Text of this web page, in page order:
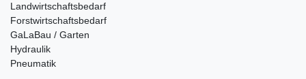
Landwirtschaftsbedarf
Forstwirtschaftsbedarf
GaLaBau / Garten
Hydraulik
Pneumatik